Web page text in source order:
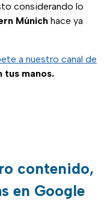
considerando lo
Múnich hace ya
a nuestro canal de
tus manos.
contenido,
en Google